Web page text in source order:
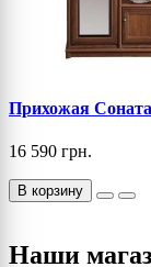
Прихожая
16 590 грн.
В корзину
Наши